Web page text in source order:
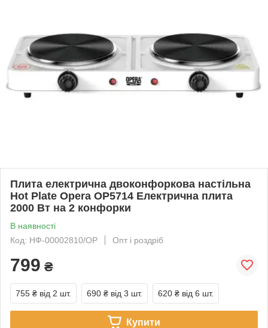
Плита електрична двоконфоркова настільна
Hot Plate Opera OP5714 Електрична плита
2000 Вт на 2 конфорки
В наявності
Код: НФ-00002810/OP
Опт і роздріб
799 ₴
755 ₴ від 2 шт. 690 ₴ від 3 шт. 620 ₴ від 6 шт.
Купити